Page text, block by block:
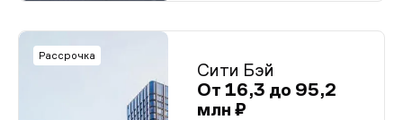
Рассрочка
Сити Бэй
От 16,3 до 95,2
млн ₽